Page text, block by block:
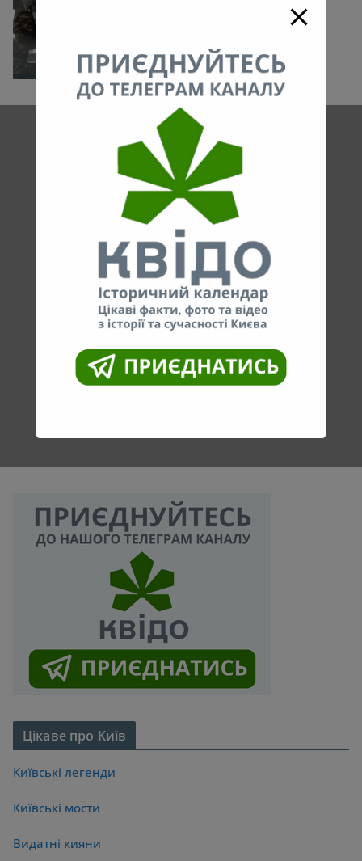
Цікаве про Київ
Київські легенди
Київські мости
Видатні кияни